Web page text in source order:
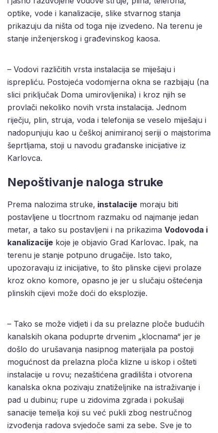
optike, vode i kanalizacije, slike stvarnog stanja
prikazuju da ništa od toga nije izvedeno. Na terenu je
stanje inženjerskog i građevinskog kaosa.
– Vodovi različitih vrsta instalacija se miješaju i
isprepliću. Postojeća vodomjerna okna se razbijaju (na
slici priključak Doma umirovljenika) i kroz njih se
provlači nekoliko novih vrsta instalacija. Jednom
riječju, plin, struja, voda i telefonija se veselo miješaju i
nadopunjuju kao u češkoj animiranoj seriji o majstorima
šeprtljama, stoji u navodu građanske inicijative iz
Karlovca.
Nepoštivanje naloga struke
Prema nalozima struke, instalacije moraju biti
postavljene u tlocrtnom razmaku od najmanje jedan
metar, a tako su postavljeni i na prikazima Vodovoda i
kanalizacije koje je objavio Grad Karlovac. Ipak, na
terenu je stanje potpuno drugačije. Isto tako,
upozoravaju iz inicijative, to što plinske cijevi prolaze
kroz okno komore, opasno je jer u slučaju oštećenja
plinskih cijevi može doći do eksplozije.
– Tako se može vidjeti i da su prelazne ploče budućih
kanalskih okana poduprte drvenim „klocnama“ jer je
došlo do urušavanja nasipnog materijala pa postoji
mogućnost da prelazna ploča klizne u iskop i ošteti
instalacije u rovu; nezaštićena gradilišta i otvorena
kanalska okna pozivaju znatiželjnike na istraživanje i
pad u dubinu; rupe u zidovima zgrada i pokušaji
sanacije temelja koji su već pukli zbog nestručnog
izvođenja radova svjedoče sami za sebe. Sve je to